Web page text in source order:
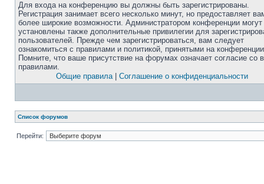
Для входа на конференцию вы должны быть зарегистрированы.
Регистрация занимает всего несколько минут, но предоставляет
более широкие возможности. Администратором конференции
установлены также дополнительные привилегии для
пользователей. Прежде чем зарегистрироваться, вам следует
ознакомиться с правилами и политикой, принятыми на
Помните, что ваше присутствие на форумах означает согласие со
правилами.
Общие правила| Соглашение о конфиденциальности
Список форумов
Перейти: